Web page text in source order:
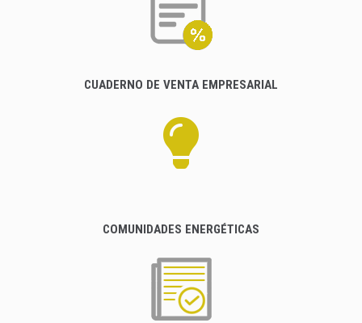
CUADERNO DE VENTA EMPRESARIAL
COMUNIDADES ENERGÉTICAS